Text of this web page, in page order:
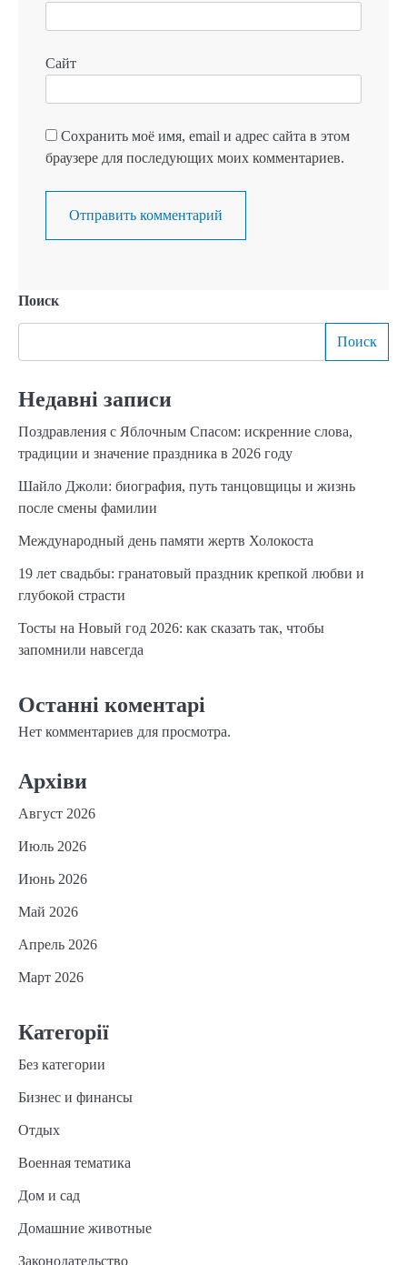
Сайт
Сохранить моё имя, email и адрес сайта в этом
браузере для последующих моих комментариев.
Поиск
Поиск
Недавні записи
Поздравления с Яблочным Спасом: искренние слова,
традиции и значение праздника в 2026 году
Шайло Джоли: биография, путь танцовщицы и жизнь
после смены фамилии
Международный день памяти жертв Холокоста
19 лет свадьбы: гранатовый праздник крепкой любви и
глубокой страсти
Тосты на Новый год 2026: как сказать так, чтобы
запомнили навсегда
Останні коментарі
Нет комментариев для просмотра.
Архіви
Август 2026
Июль 2026
Июнь 2026
Май 2026
Апрель 2026
Март 2026
Категорії
Без категории
Бизнес и финансы
Отдых
Военная тематика
Дом и сад
Домашние животные
Законодательство